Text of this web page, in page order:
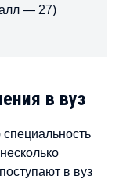
— 27)
в вуз
специальность
в вуз